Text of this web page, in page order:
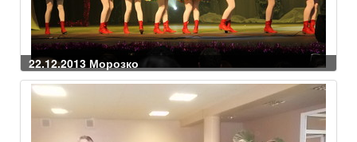
22.12.2013 Морозко